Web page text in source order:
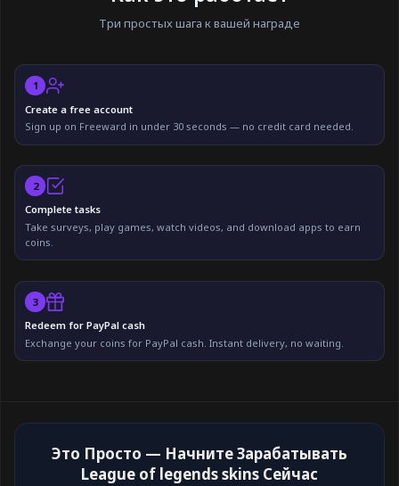
Три простых шага к вашей награде
1
Create a free account
Sign up on Freeward in under 30 seconds — no credit card needed.
2
Complete tasks
Take surveys, play games, watch videos, and download apps to earn
coins.
3
Redeem for PayPal cash
Exchange your coins for PayPal cash. Instant delivery, no waiting.
Это Просто — Начните Зарабатывать
League of legends skins Сейчас